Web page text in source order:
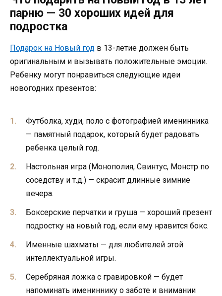
парню — 30 хороших идей для
подростка
Подарок на Новый год в 13-летие должен быть
оригинальным и вызывать положительные эмоции.
Ребенку могут понравиться следующие идеи
новогодних презентов:
Футболка, худи, поло с фотографией именинника
— памятный подарок, который будет радовать
ребенка целый год.
Настольная игра (Монополия, Свинтус, Монстр по
соседству и т.д.) — скрасит длинные зимние
вечера.
Боксерские перчатки и груша — хороший презент
подростку на новый год, если ему нравится бокс.
Именные шахматы — для любителей этой
интеллектуальной игры.
Серебряная ложка с гравировкой — будет
напоминать имениннику о заботе и внимании